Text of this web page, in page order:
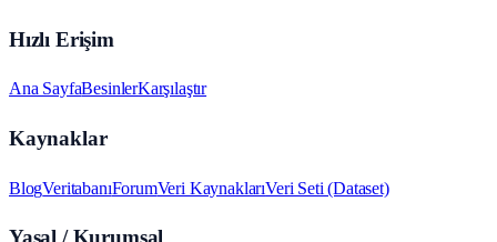
Hızlı Erişim
Ana SayfaBesinlerKarşılaştır
Kaynaklar
BlogVeritabanıForumVeri KaynaklarıVeri Seti (Dataset)